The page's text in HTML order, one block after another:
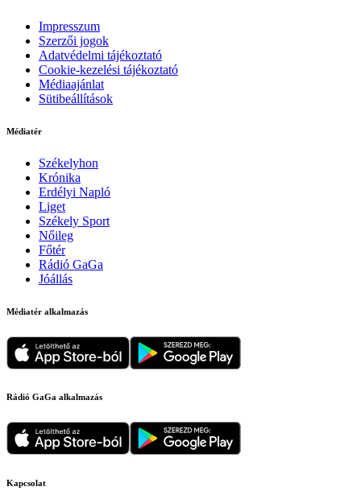
Impresszum
Szerzői jogok
Adatvédelmi tájékoztató
Cookie-kezelési tájékoztató
Médiaajánlat
Sütibeállítások
Médiatér
Székelyhon
Krónika
Erdélyi Napló
Liget
Székely Sport
Nőileg
Főtér
Rádió GaGa
Jóállás
Médiatér alkalmazás
Rádió GaGa alkalmazás
Kapcsolat